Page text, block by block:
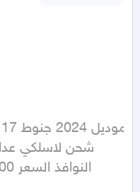
النوافذ السعر 65000الف كاش الموقع الرياض